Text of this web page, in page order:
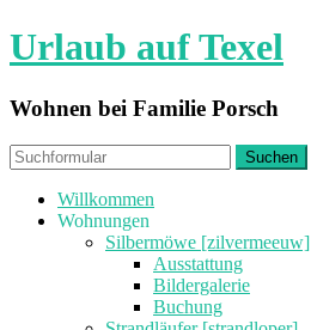
Urlaub auf Texel
Wohnen bei Familie Porsch
Willkommen
Wohnungen
Silbermöwe [zilvermeeuw]
Ausstattung
Bildergalerie
Buchung